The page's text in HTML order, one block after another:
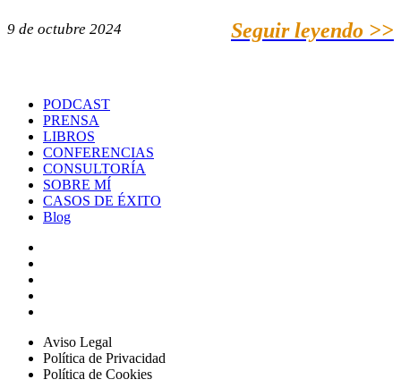
9 de octubre 2024 Seguir leyendo >>
PODCAST
PRENSA
LIBROS
CONFERENCIAS
CONSULTORÍA
SOBRE MÍ
CASOS DE ÉXITO
Blog
Aviso Legal
Política de Privacidad
Política de Cookies